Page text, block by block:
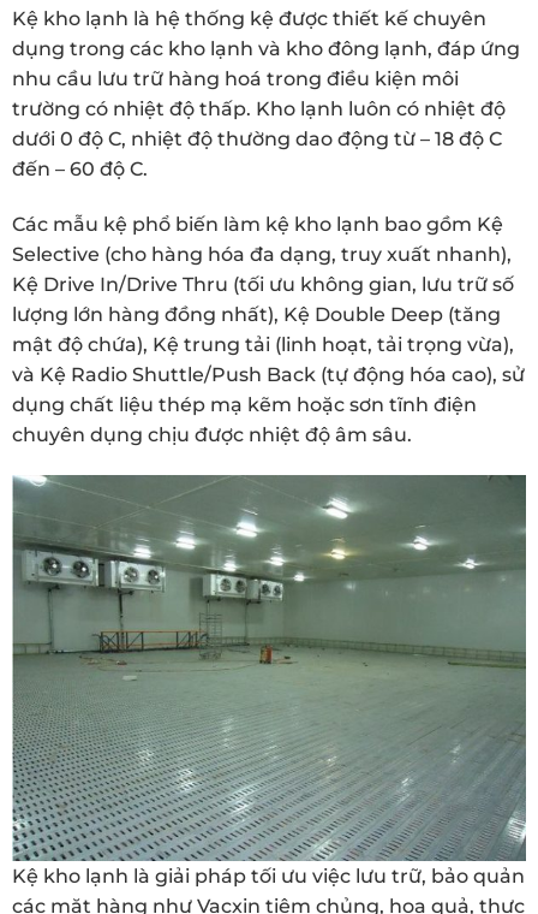
Kệ kho lạnh là hệ thống kệ được thiết kế chuyên
dụng trong các kho lạnh và kho đông lạnh, đáp ứng
nhu cầu lưu trữ hàng hoá trong điều kiện môi
trường có nhiệt độ thấp. Kho lạnh luôn có nhiệt độ
dưới 0 độ C, nhiệt độ thường dao động từ – 18 độ C
đến – 60 độ C.
Các mẫu kệ phổ biến làm kệ kho lạnh bao gồm Kệ
Selective (cho hàng hóa đa dạng, truy xuất nhanh),
Kệ Drive In/Drive Thru (tối ưu không gian, lưu trữ số
lượng lớn hàng đồng nhất), Kệ Double Deep (tăng
mật độ chứa), Kệ trung tải (linh hoạt, tải trọng vừa),
và Kệ Radio Shuttle/Push Back (tự động hóa cao), sử
dụng chất liệu thép mạ kẽm hoặc sơn tĩnh điện
chuyên dụng chịu được nhiệt độ âm sâu.
Kệ kho lạnh là giải pháp tối ưu việc lưu trữ, bảo quản
các mặt hàng như Vacxin tiêm chủng, hoa quả, thực